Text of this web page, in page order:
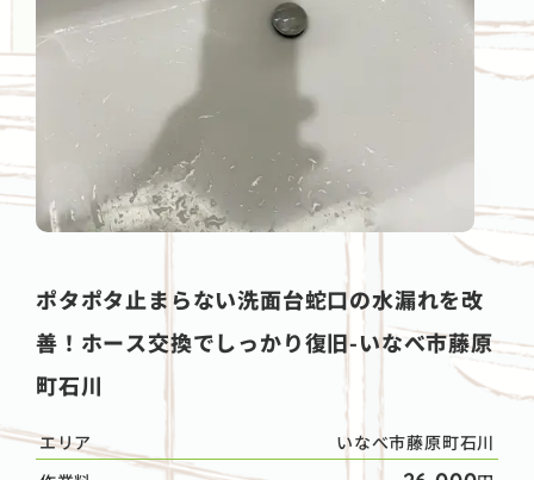
ポタポタ止まらない洗面台蛇口の水漏れを改
善！ホース交換でしっかり復旧-いなべ市藤原
町石川
エリア
いなべ市藤原町石川